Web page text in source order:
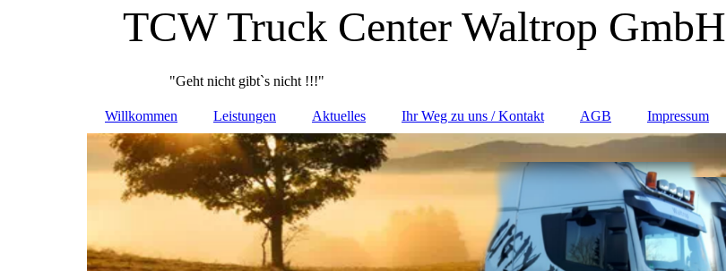
TCW Truck Center Waltrop GmbH
"Geht nicht gibt`s nicht !!!"
Willkommen Leistungen Aktuelles Ihr Weg zu uns / Kontakt AGB Impressum